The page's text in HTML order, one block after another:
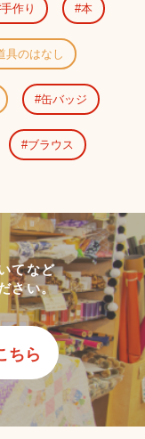
手作り 本
具のはなし
缶バッジ
ブラウス
てなど
さい。
ちら